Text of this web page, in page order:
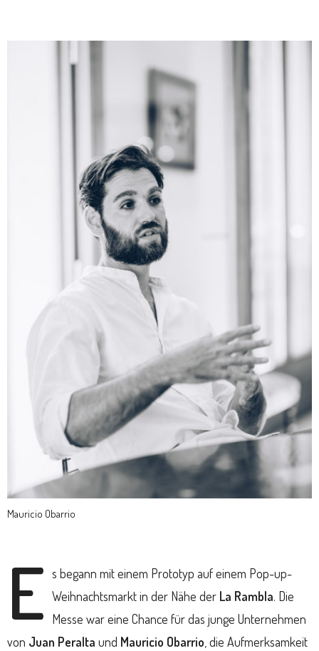
Mauricio Obarrio
E s begann mit einem Prototyp auf einem Pop-up-
Weihnachtsmarkt in der Nähe der La Rambla. Die
Messe war eine Chance für das junge Unternehmen
von Juan Peralta und Mauricio Obarrio , die Aufmerksamkeit